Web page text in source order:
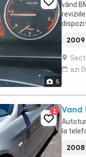
5
vând
azi
1 Vand
la